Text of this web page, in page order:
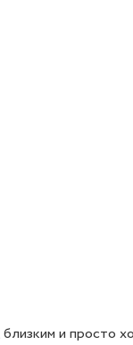
и просто